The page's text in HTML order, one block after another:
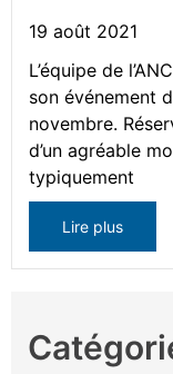
19 août 2021
L’équipe de
son événement
novembre.
d’un agréable
typiquement
Lire plus